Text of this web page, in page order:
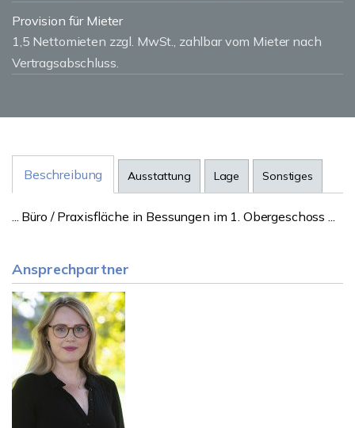
Provision für Mieter
1,5 Nettomieten zzgl. MwSt., zahlbar vom Mieter nach
Vertragsabschluss.
Beschreibung Ausstattung Lage Sonstiges
... Büro / Praxisfläche in Bessungen im 1. Obergeschoss ...
Ansprechpartner